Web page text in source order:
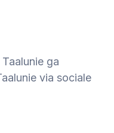
ga
via sociale